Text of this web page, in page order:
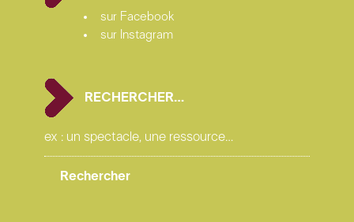
sur Facebook
sur Instagram
RECHERCHER…